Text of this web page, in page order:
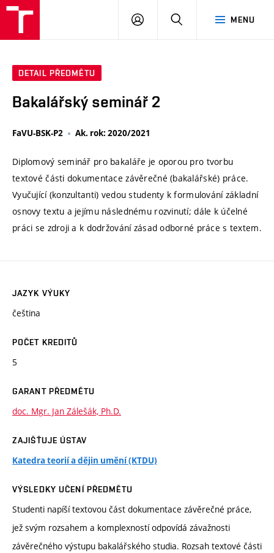
MENU
PŘIHLÁSIT
DETAIL PŘEDMĚTU
Bakalářský seminář 2
FaVU-BSK-P2 Ak. rok: 2020/2021
Diplomový seminář pro bakaláře je oporou pro tvorbu
textové části dokumentace závěrečné (bakalářské) práce.
Vyučující (konzultanti) vedou studenty k formulování základní
osnovy textu a jejímu následnému rozvinutí; dále k účelné
práci se zdroji a k dodržování zásad odborné práce s textem.
JAZYK VÝUKY
čeština
POČET KREDITŮ
5
GARANT PŘEDMĚTU
doc. Mgr. Jan Zálešák, Ph.D.
ZAJIŠŤUJE ÚSTAV
Katedra teorií a dějin umění (KTDU)
VÝSLEDKY UČENÍ PŘEDMĚTU
Studenti napíší textovou část dokumentace závěrečné práce,
jež svým rozsahem a komplexností odpovídá závažnosti
závěrečného výstupu bakalářského studia. Rozsah textové části